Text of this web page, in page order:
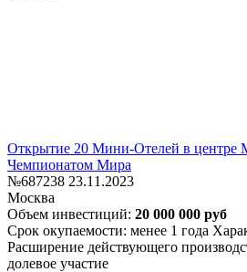
Открытие 20 Мини-Отелей в центре
Чемпионатом Мира
№687238 23.11.2023
Москва
Объем инвестиций: 20 000 000 руб
Срок окупаемости: менее 1 года
Расширение действующего
долевое участие